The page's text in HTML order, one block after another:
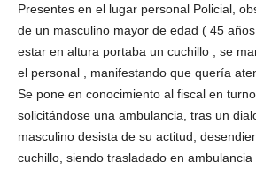
Presentes en el lugar personal Policial,
de un masculino mayor de edad ( 45
estar en altura portaba un cuchillo , se
el personal , manifestando que quería
Se pone en conocimiento al fiscal en
solicitándose una ambulancia, tras un
masculino desista de su actitud,
cuchillo, siendo trasladado en ambulancia